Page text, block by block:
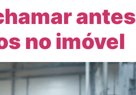
antes
no imóvel